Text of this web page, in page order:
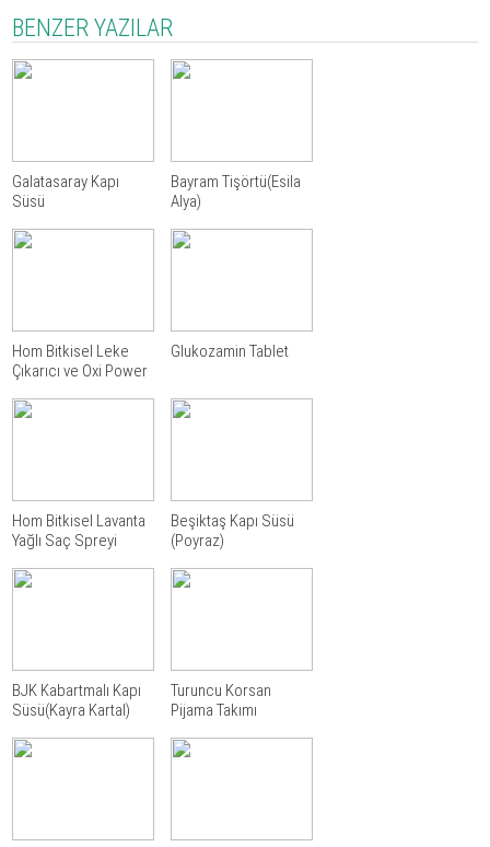
BENZER YAZILAR
Galatasaray Kapı
Süsü
Bayram Tişörtü(Esila
Alya)
Hom Bitkisel Leke
Çıkarıcı ve Oxi Power
Glukozamin Tablet
Hom Bitkisel Lavanta
Yağlı Saç Spreyi
Beşiktaş Kapı Süsü
(Poyraz)
BJK Kabartmalı Kapı
Süsü(Kayra Kartal)
Turuncu Korsan
Pijama Takımı